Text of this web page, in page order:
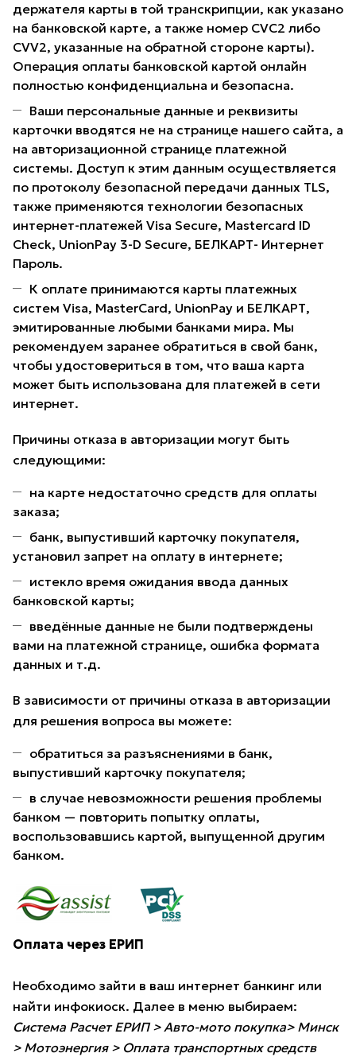
держателя карты в той транскрипции, как указано
на банковской карте, а также номер CVC2 либо
CVV2, указанные на обратной стороне карты).
Операция оплаты банковской картой онлайн
полностью конфиденциальна и безопасна.
Ваши персональные данные и реквизиты
карточки вводятся не на странице нашего сайта, а
на авторизационной странице платежной
системы. Доступ к этим данным осуществляется
по протоколу безопасной передачи данных TLS,
также применяются технологии безопасных
интернет-платежей Visa Secure, Mastercard ID
Check, UnionPay 3-D Secure, БЕЛКАРТ- Интернет
Пароль.
К оплате принимаются карты платежных
систем Visa, MasterCard, UnionPay и БЕЛКАРТ,
эмитированные любыми банками мира. Мы
рекомендуем заранее обратиться в свой банк,
чтобы удостовериться в том, что ваша карта
может быть использована для платежей в сети
интернет.
Причины отказа в авторизации могут быть
следующими:
на карте недостаточно средств для оплаты
заказа;
банк, выпустивший карточку покупателя,
установил запрет на оплату в интернете;
истекло время ожидания ввода данных
банковской карты;
введённые данные не были подтверждены
вами на платежной странице, ошибка формата
данных и т.д.
В зависимости от причины отказа в авторизации
для решения вопроса вы можете:
обратиться за разъяснениями в банк,
выпустивший карточку покупателя;
в случае невозможности решения проблемы
банком — повторить попытку оплаты,
воспользовавшись картой, выпущенной другим
банком.
Оплата через ЕРИП
Необходимо зайти в ваш интернет банкинг или
найти инфокиоск. Далее в меню выбираем:
Система Расчет ЕРИП > Авто-мото покупка> Минск
> Мотоэнергия > Оплата транспортных средств